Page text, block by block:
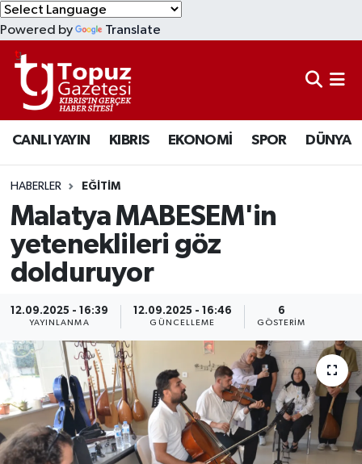
Powered by Translate
CANLI YAYIN KIBRIS EKONOMİ SPOR DÜNYA
HABERLER EĞİTİM
Malatya MABESEM'in
yeteneklileri göz
dolduruyor
12.09.2025 - 16:39
YAYINLANMA
12.09.2025 - 16:46
GÜNCELLEME
6
GÖSTERIM
KIBRIS
DÜNYA
EKONOMİ
MAGAZİN
SAĞLIK
SPOR
TEKNOLOJİ
TÜRKİYE
Lefkoşa Nöbetçi Eczaneler
Lefkoşa Hava Durumu
Lefkoşa Trafik Yoğunluk Haritası
Süper Lig Puan Durumu ve Fikstür
Tüm Manşetler
Son Dakika Haberleri
Haber Arşivi